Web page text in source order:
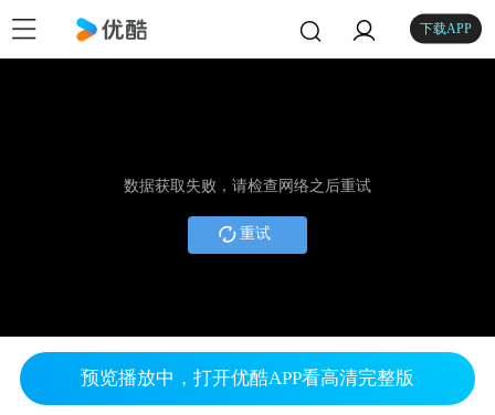
下载APP
数据获取失败，请检查网络之后重试
重试
预览播放中，打开优酷APP看高清完整版